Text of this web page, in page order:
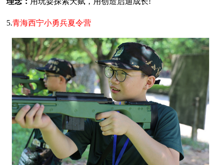
5.青海西宁小勇兵夏令营